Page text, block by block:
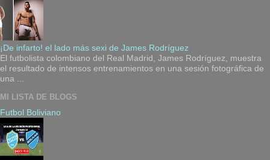
¡De infarto! el lado más sexi de James Rodríguez
El futbolista colombiano del Real Madrid, James Rodríguez, muestra
el resultado de intensos entrenamientos en una sesión fotográfica de
una ...
MI LISTA DE BLOGS
Futbol Boliviano